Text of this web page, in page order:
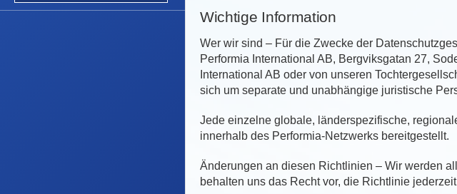
Wichtige Information
Wer wir sind – Für die Zwecke der
Performia International AB, Bergviksgatan 27,
International AB oder von unseren
sich um separate und unabhängige juristische
Jede einzelne globale, länderspezifische,
innerhalb des Performia-Netzwerks bereitgestellt.
Änderungen an diesen Richtlinien – Wir werden
behalten uns das Recht vor, die Richtlinie